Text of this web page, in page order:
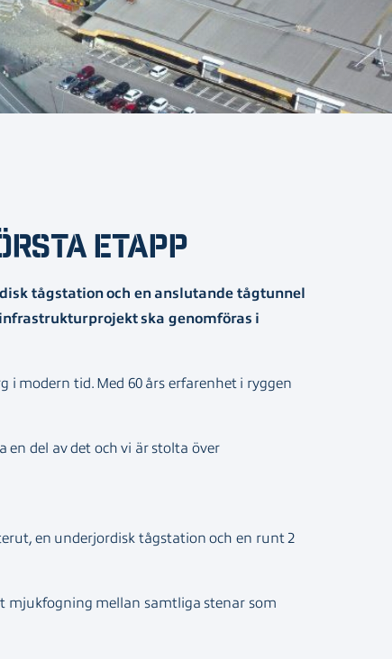
etapp
tågstation och en anslutande tågtunnel
ska genomföras i
modern tid. Med 60 års erfarenhet i ryggen
del av det och vi är stolta över
en underjordisk tågstation och en runt 2
mjukfogning mellan samtliga stenar som